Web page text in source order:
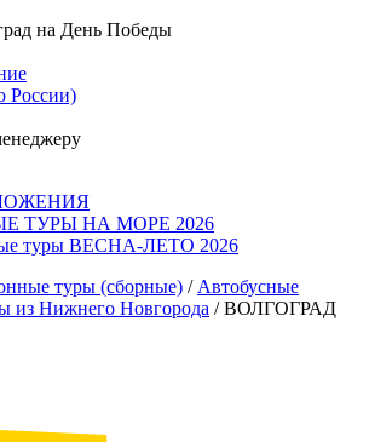
на День Победы
России)
ТУРЫ НА МОРЕ 2026
туры ВЕСНА-ЛЕТО 2026
туры (сборные) / Автобусные
из Нижнего Новгорода /ВОЛГОГРАД